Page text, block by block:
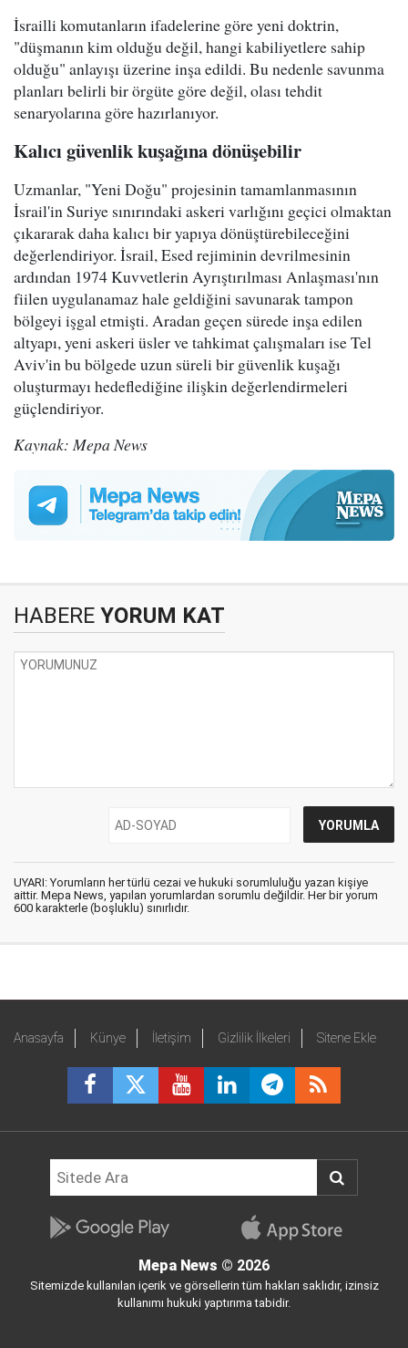
İsrailli komutanların ifadelerine göre yeni doktrin,
"düşmanın kim olduğu değil, hangi kabiliyetlere sahip
olduğu" anlayışı üzerine inşa edildi. Bu nedenle savunma
planları belirli bir örgüte göre değil, olası tehdit
senaryolarına göre hazırlanıyor.
Kalıcı güvenlik kuşağına dönüşebilir
Uzmanlar, "Yeni Doğu" projesinin tamamlanmasının
İsrail'in Suriye sınırındaki askeri varlığını geçici olmaktan
çıkararak daha kalıcı bir yapıya dönüştürebileceğini
değerlendiriyor. İsrail, Esed rejiminin devrilmesinin
ardından 1974 Kuvvetlerin Ayrıştırılması Anlaşması'nın
fiilen uygulanamaz hale geldiğini savunarak tampon
bölgeyi işgal etmişti. Aradan geçen sürede inşa edilen
altyapı, yeni askeri üsler ve tahkimat çalışmaları ise Tel
Aviv'in bu bölgede uzun süreli bir güvenlik kuşağı
oluşturmayı hedeflediğine ilişkin değerlendirmeleri
güçlendiriyor.
Kaynak: Mepa News
HABERE YORUM KAT
UYARI: Yorumların her türlü cezai ve hukuki sorumluluğu yazan kişiye
aittir. Mepa News, yapılan yorumlardan sorumlu değildir. Her bir yorum
600 karakterle (boşluklu) sınırlıdır.
Anasayfa Künye İletişim Gizlilik İlkeleri Sitene Ekle
Mepa News © 2026
Sitemizde kullanılan içerik ve görsellerin tüm hakları saklıdır, izinsiz
kullanımı hukuki yaptırıma tabidir.